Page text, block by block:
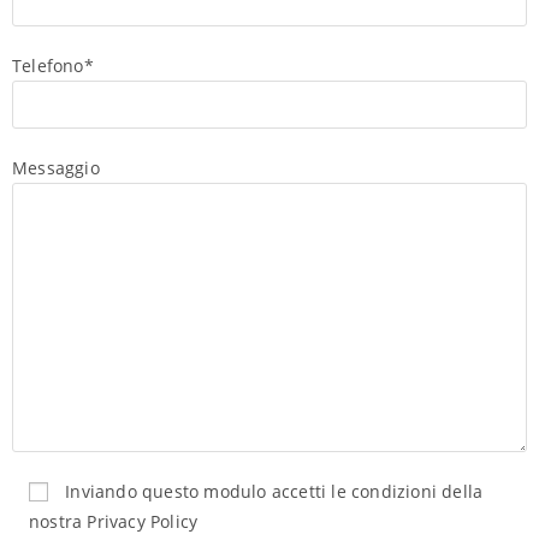
Telefono*
Messaggio
Inviando questo modulo accetti le condizioni della
nostra Privacy Policy